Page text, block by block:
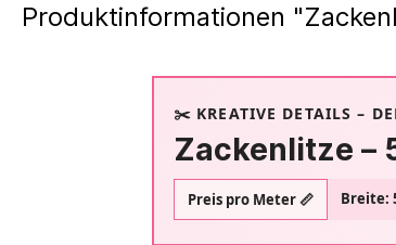
Produktinformationen
✂️ KREATIVE DETAILS –
Zackenlitze –
Preis pro Meter 📏 Breite: